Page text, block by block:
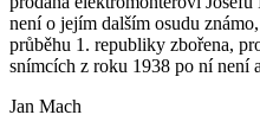
není o jejím dalším osudu
průběhu 1. republiky zbořena,
snímcích z roku 1938 po ní není
Jan Mach